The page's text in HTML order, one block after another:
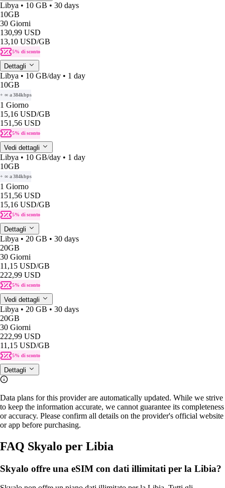
Libya • 10 GB • 30 days
10GB
30 Giorni
130,99 USD
13,10 USD/GB
5% di sconto
Dettagli
Libya • 10 GB/day • 1 day
10GB
+ ∞ a 384kbps
1 Giorno
15,16 USD/GB
151,56 USD
5% di sconto
Vedi dettagli
Libya • 10 GB/day • 1 day
10GB
+ ∞ a 384kbps
1 Giorno
151,56 USD
15,16 USD/GB
5% di sconto
Dettagli
Libya • 20 GB • 30 days
20GB
30 Giorni
11,15 USD/GB
222,99 USD
5% di sconto
Vedi dettagli
Libya • 20 GB • 30 days
20GB
30 Giorni
222,99 USD
11,15 USD/GB
5% di sconto
Dettagli
Data plans for this provider are automatically updated. While we strive
to keep the information accurate, we cannot guarantee its completeness
or accuracy. Please confirm all details on the provider's official website
or app before purchasing.
FAQ Skyalo per Libia
Skyalo offre una eSIM con dati illimitati per la Libia?